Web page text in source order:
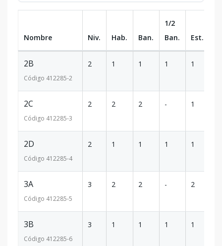
Nombre Niv. Hab. Ban.
1/2
Ban.
Est.
2B
Código 412285-2
2 1 1 1 1
2C
Código 412285-3
2 2 2 - 1
2D
Código 412285-4
2 1 1 1 1
3A
Código 412285-5
3 2 2 - 2
3B
Código 412285-6
3 1 1 1 1